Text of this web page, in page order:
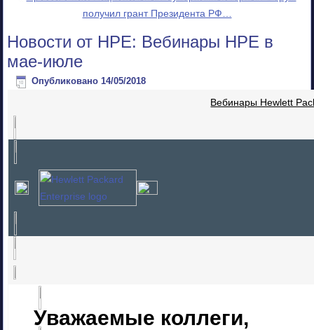
получил грант Президента РФ…
Новости от HPE: Вебинары HPE в
мае-июле
Опубликовано 14/05/2018
Вебинары Hewlett
Уважаемые коллеги,